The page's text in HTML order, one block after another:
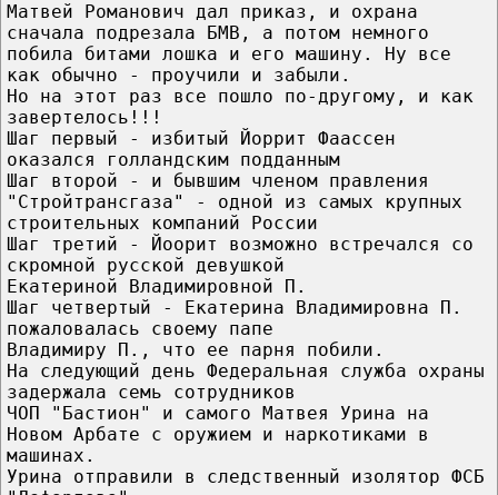
Матвей Романович дал приказ, и охрана
сначала подрезала БМВ, а потом немного
побила битами лошка и его машину. Ну все
как обычно - проучили и забыли.
Но на этот раз все пошло по-другому, и как
завертелось!!!
Шаг первый - избитый Йоррит Фаассен
оказался голландским подданным
Шаг второй - и бывшим членом правления
"Стройтрансгаза" - одной из самых крупных
строительных компаний России
Шаг третий - Йоорит возможно встречался со
скромной русской девушкой
Екатериной Владимировной П.
Шаг четвертый - Екатерина Владимировна П.
пожаловалась своему папе
Владимиру П., что ее парня побили.
На следующий день Федеральная служба охраны
задержала семь сотрудников
ЧОП "Бастион" и самого Матвея Урина на
Новом Арбате с оружием и наркотиками в
машинах.
Урина отправили в следственный изолятор ФСБ